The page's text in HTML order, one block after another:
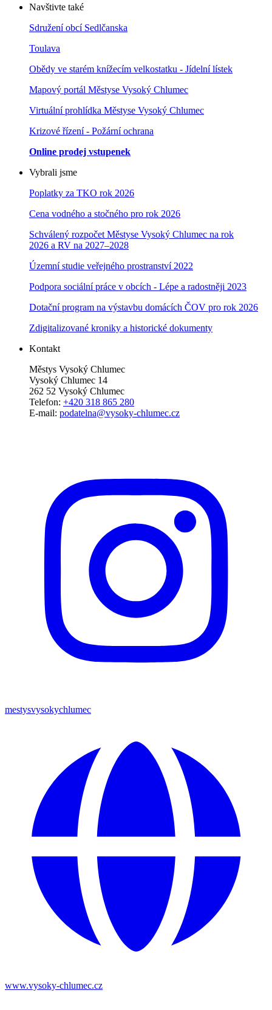
Navštivte také
Sdružení obcí Sedlčanska
Toulava
Obědy ve starém knížecím velkostatku - Jídelní lístek
Mapový portál Městyse Vysoký Chlumec
Virtuální prohlídka Městyse Vysoký Chlumec
Krizové řízení - Požární ochrana
Online prodej vstupenek
Vybrali jsme
Poplatky za TKO rok 2026
Cena vodného a stočného pro rok 2026
Schválený rozpočet Městyse Vysoký Chlumec na rok
2026 a RV na 2027–2028
Územní studie veřejného prostranství 2022
Podpora sociální práce v obcích - Lépe a radostněji 2023
Dotační program na výstavbu domácích ČOV pro rok 2026
Zdigitalizované kroniky a historické dokumenty
Kontakt
Městys Vysoký Chlumec
Vysoký Chlumec 14
262 52 Vysoký Chlumec
Telefon: +420 318 865 280
E-mail: podatelna@vysoky-chlumec.cz
mestysvysokychlumec
www.vysoky-chlumec.cz